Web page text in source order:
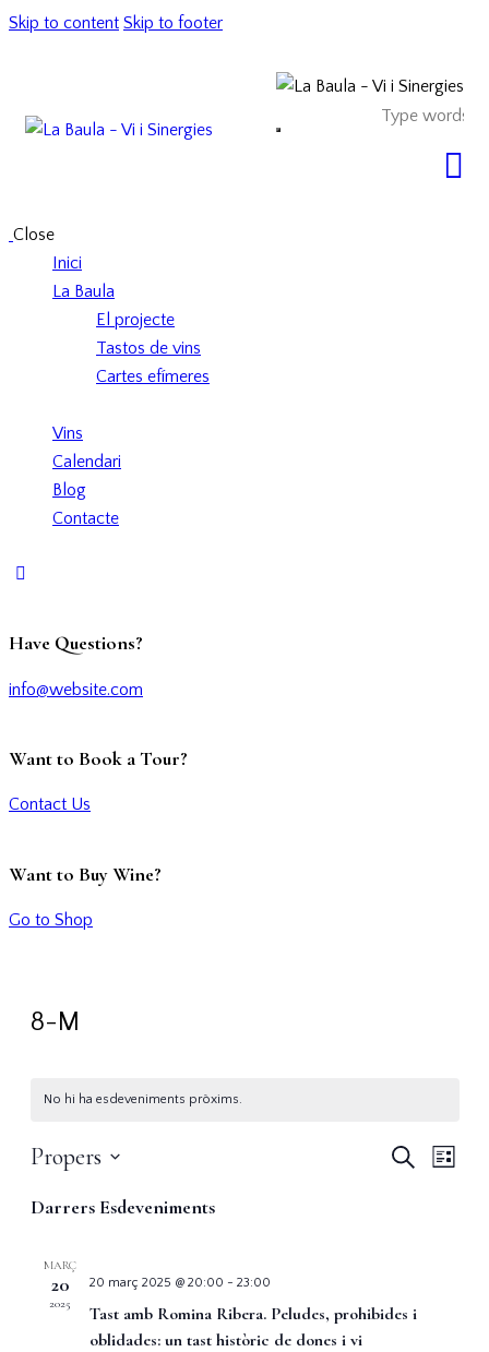
Skip to content Skip to footer
Close
Inici
La Baula
El projecte
Tastos de vins
Cartes efímeres
Vins
Calendari
Blog
Contacte
Have Questions?
info@website.com
Want to Book a Tour?
Contact Us
Want to Buy Wine?
Go to Shop
8-M
No hi ha esdeveniments pròxims.
cerca
Cerca
Llista
Propers
una
Darrers Esdeveniments
MARÇ
20
2025
20 març 2025 @ 20:00 - 23:00
Tast amb Romina Ribera. Peludes, prohibides i
oblidades: un tast històric de dones i vi